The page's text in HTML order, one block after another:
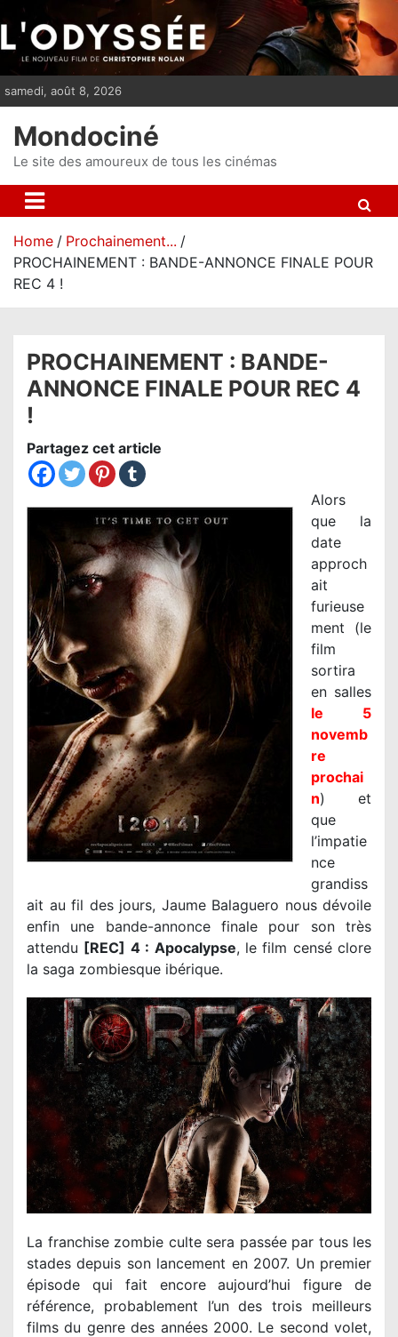
i
p
n
samedi, août 8, 2026
Mondociné
Le site des amoureux de tous les cinémas
Home
Prochainement...
PROCHAINEMENT : BANDE-ANNONCE FINALE POUR
REC 4 !
PROCHAINEMENT : BANDE-
ANNONCE FINALE POUR REC 4
!
Partagez cet article
Alors
que la
date
approch
ait
furieuse
ment (le
film
sortira
en salles
le 5
novemb
re
prochai
n) et
que
l’impatie
nce
grandiss
ait au fil des jours, Jaume Balaguero nous dévoile
enfin une bande-annonce finale pour son très
attendu [REC] 4 : Apocalypse, le film censé clore
la saga zombiesque ibérique.
La franchise zombie culte sera passée par tous les
stades depuis son lancement en 2007. Un premier
épisode qui fait encore aujourd’huifigurede
référence, probablement l’un des trois meilleurs
films du genre des années 2000. Le second volet,